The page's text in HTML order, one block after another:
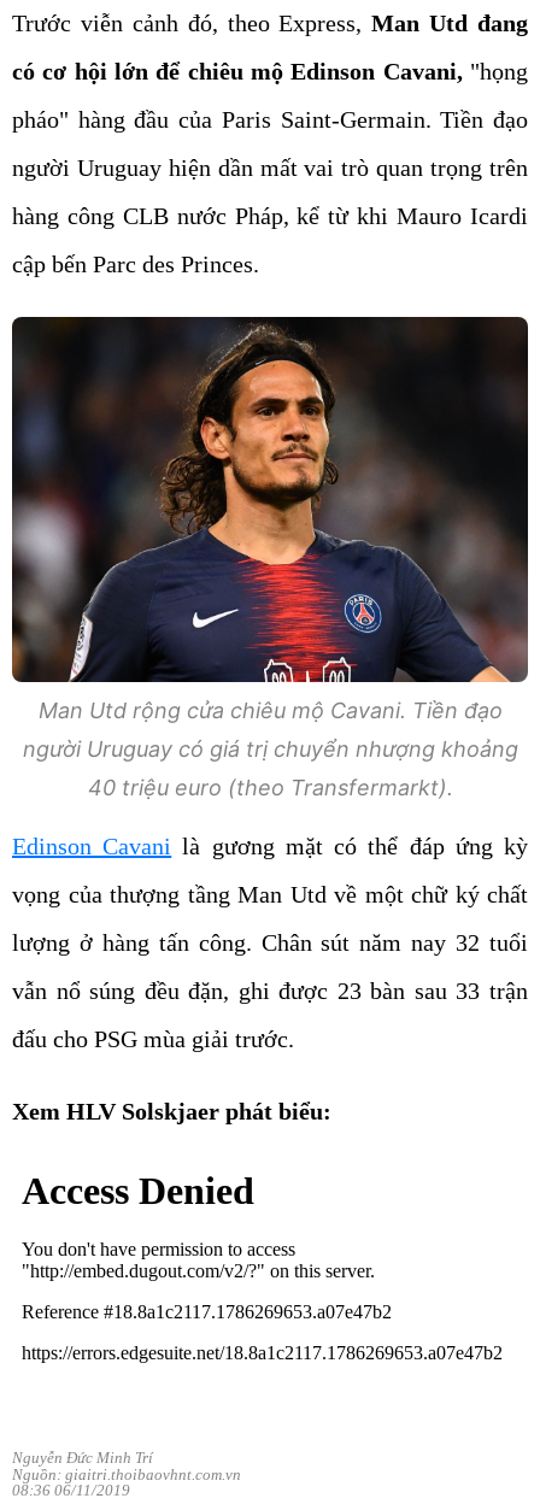
Trước viễn cảnh đó, theo Express,Man Utd đang
có cơ hội lớn để chiêu mộ Edinson Cavani,"họng
pháo" hàng đầu của Paris Saint-Germain. Tiền đạo
người Uruguay hiện dần mất vai trò quan trọng trên
hàng công CLB nước Pháp, kể từ khi Mauro Icardi
cập bến Parc des Princes.
Man Utd rộng cửa chiêu mộ Cavani. Tiền đạo
người Uruguay có giá trị chuyển nhượng khoảng
40 triệu euro (theo Transfermarkt).
Edinson Cavani là gương mặt có thể đáp ứng kỳ
vọng của thượng tầng Man Utd về một chữ ký chất
lượng ở hàng tấn công. Chân sút năm nay 32 tuổi
vẫn nổ súng đều đặn, ghi được 23 bàn sau 33 trận
đấu cho PSG mùa giải trước.
Xem HLV Solskjaer phát biểu:
Nguyễn Đức Minh Trí
Nguồn: giaitri.thoibaovhnt.com.vn
08:36 06/11/2019